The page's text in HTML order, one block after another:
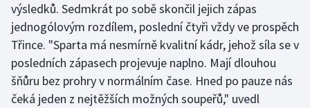
Vodní slalom
Volejbal
Ostatní
výsledků. Sedmkrát po sobě skončil jejich zápas
jednogólovým rozdílem, poslední čtyři vždy ve prospěch
Třince. "Sparta má nesmírně kvalitní kádr, jehož síla se v
posledních zápasech projevuje naplno. Mají dlouhou
šňůru bez prohry v normálním čase. Hned po pauze nás
čeká jeden z nejtěžších možných soupeřů," uvedl